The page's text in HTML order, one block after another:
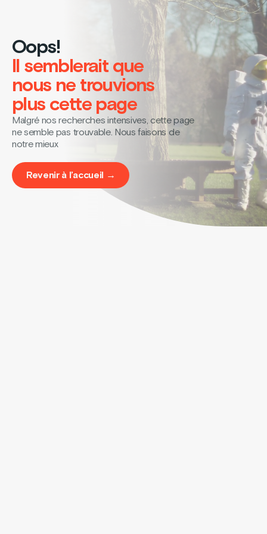
Oops!
Il semblerait que
nous ne trouvions
plus cette page
Malgré nos recherches intensives, cette page
ne semble pas trouvable. Nous faisons de
notre mieux
Revenir à l’accueil →